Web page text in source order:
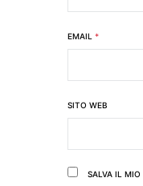
EMAIL *
SITO WEB
SALVA IL